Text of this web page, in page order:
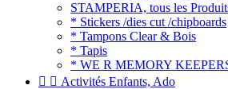
STAMPERIA, tous les
* Stickers /dies cut /chipboards
* Tampons Clear & Bois
* Tapis
* WE R MEMORY
  Activités Enfants, Ado